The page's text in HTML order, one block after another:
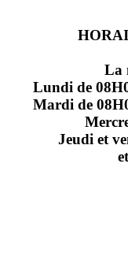
La
Lundi de
Mardi de
Jeudi et